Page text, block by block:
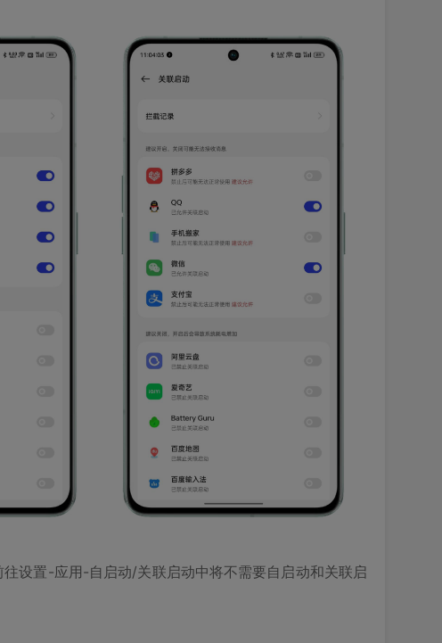
设置-应用-自启动/关联启动中将不需要自启动和关联启